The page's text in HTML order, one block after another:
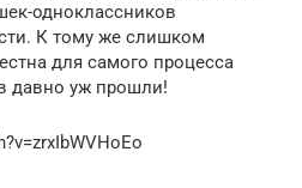
одноклассников
К тому же слишком
для самого процесса
давно уж прошли!